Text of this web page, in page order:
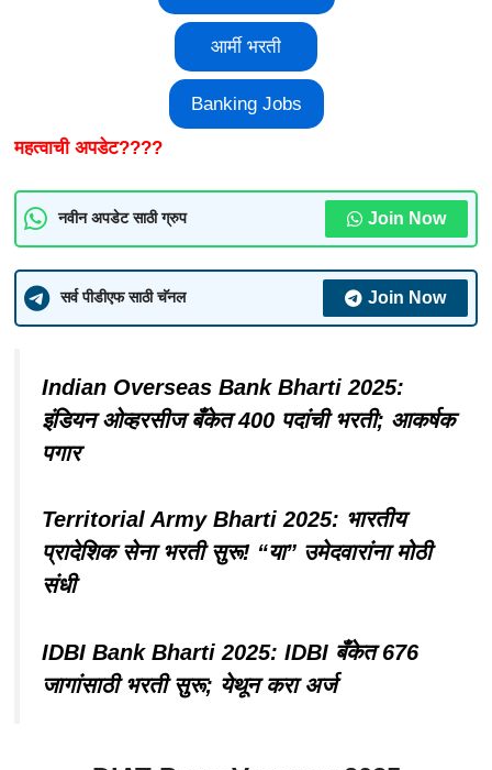
आर्मी भरती
Banking Jobs
महत्वाची अपडेट????
नवीन अपडेट साठी ग्रुप Join Now
सर्व पीडीएफ साठी चॅनल Join Now
Indian Overseas Bank Bharti 2025:
इंडियन ओव्हरसीज बँकेत 400 पदांची भरती; आकर्षक
पगार
Territorial Army Bharti 2025: भारतीय
प्रादेशिक सेना भरती सुरू! “या” उमेदवारांना मोठी
संधी
IDBI Bank Bharti 2025: IDBI बँकेत 676
जागांसाठी भरती सुरू; येथून करा अर्ज